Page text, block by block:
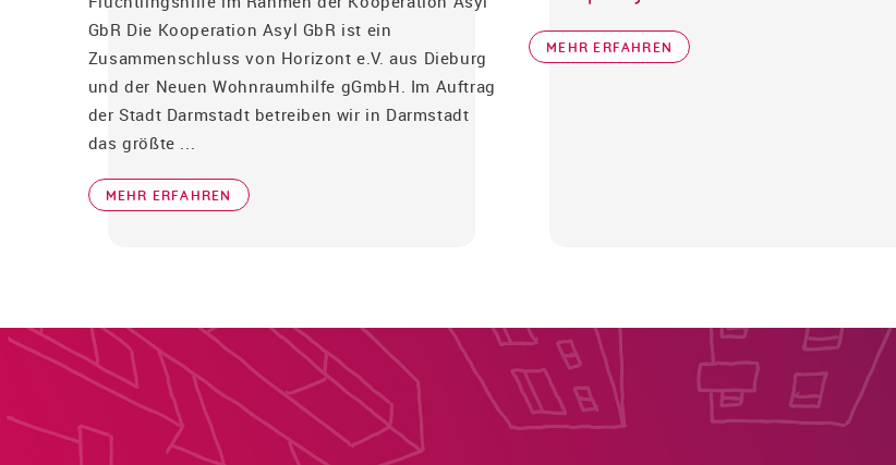
GbR Die Kooperation Asyl GbR ist ein
Zusammenschluss von Horizont e.V. aus Dieburg
und der Neuen Wohnraumhilfe gGmbH. Im Auftrag
der Stadt Darmstadt betreiben wir in Darmstadt
das größte ...
MEHR ERFAHREN
MEHR ERFAHREN